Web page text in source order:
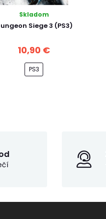
Skladom
Siege 3 (PS3)
10,90 €
PS3